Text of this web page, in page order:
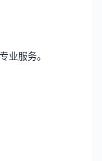
业服务。